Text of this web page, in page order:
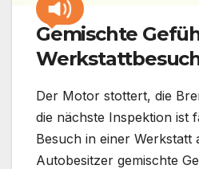
Gemischte
Der Motor stottert, die
die nächste Inspektion ist
Besuch in einer Werkstatt
Autobesitzer gemischte